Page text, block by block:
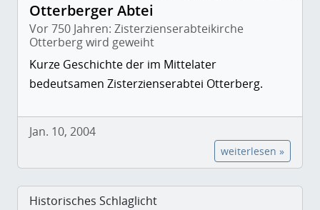
Otterberger Abtei
Vor 750 Jahren: Zisterzienserabteikirche
Otterberg wird geweiht
Kurze Geschichte der im Mittelater
bedeutsamen Zisterzienserabtei Otterberg.
Jan. 10, 2004
weiterlesen »
Historisches Schlaglicht